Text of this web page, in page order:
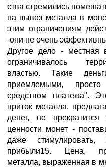
ства стремились
на вывоз металла в
этим ограничениям
-они не очень
Другое дело - местная
ограничивалось
властью. Такие
приемлемыми,
средством платежа".
приток металла,
денег, не
ценности монет -
даже
прибыли15. Цена,
металла, выраженная в